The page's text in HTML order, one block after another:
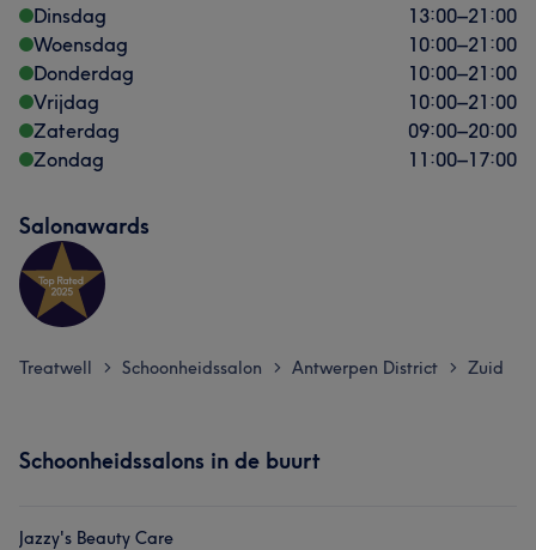
Dinsdag
13:00–21:00
Woensdag
10:00–21:00
Donderdag
10:00–21:00
Vrijdag
10:00–21:00
Zaterdag
09:00–20:00
Zondag
11:00–17:00
Salonawards
Treatwell > Schoonheidssalon > Antwerpen District > Zuid
Schoonheidssalons in de buurt
Jazzy's Beauty Care